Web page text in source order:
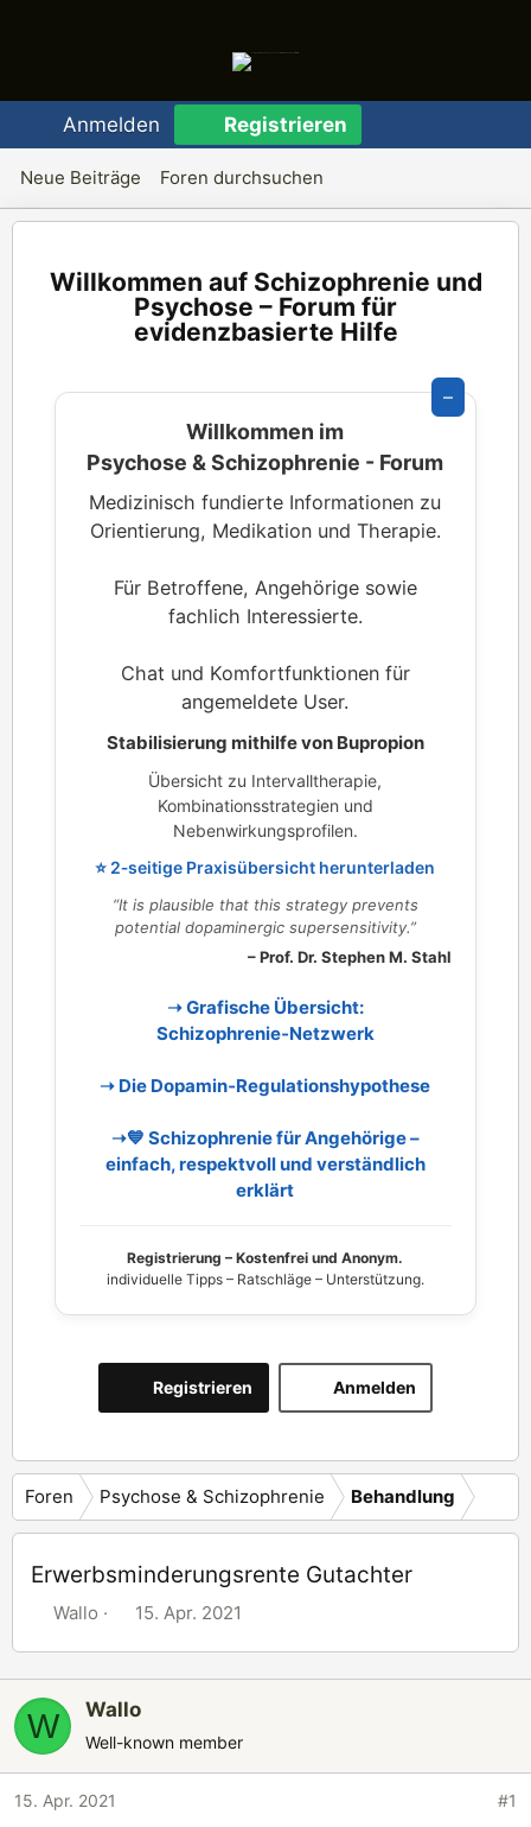
Anmelden Registrieren
Neue Beiträge Foren durchsuchen
Schizophrenie und
Psychose – Forum für
evidenzbasierte Hilfe
–
Willkommen im
Psychose & Schizophrenie - Forum
Medizinisch fundierte Informationen zu
Orientierung, Medikation und Therapie.
Für Betroffene, Angehörige sowie
fachlich Interessierte.
Chat und Komfortfunktionen für
angemeldete User.
Stabilisierung mithilfe von Bupropion
Übersicht zu Intervalltherapie,
Kombinationsstrategien und
Nebenwirkungsprofilen.
⭐ 2‑seitige Praxisübersicht herunterladen
“It is plausible that this strategy prevents
potential dopaminergic supersensitivity.”
– Prof. Dr. Stephen M. Stahl
➝ Grafische Übersicht:
Schizophrenie‑Netzwerk
➝ Die Dopamin‑Regulationshypothese
➝💙 Schizophrenie für Angehörige –
einfach, respektvoll und verständlich
erklärt
Registrierung – Kostenfrei und Anonym.
individuelle Tipps – Ratschläge – Unterstützung.
Anmelden
Registrieren
Foren Psychose & Schizophrenie Behandlung
Erwerbsminderungsrente Gutachter
E
t
e
l
e
Wallo
E
e
l
15. Apr. 2021
W Wallo
Well-known member
15. Apr. 2021 #1